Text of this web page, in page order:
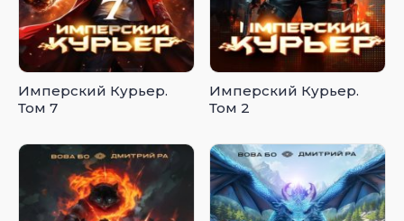
Имперский Курьер.
Том 7
Имперский Курьер.
Том 2